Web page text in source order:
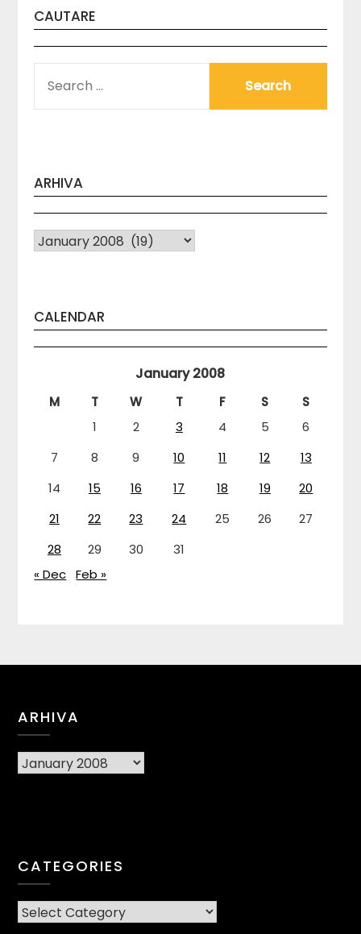
CAUTARE
FOR:
ARHIVA
Arhiva
CALENDAR
January 2008
M T W T F S
S
1
2 3 4 5
6
7
8 9 10 11 12
13
14
15 16 17 18 19
20
21
22 23 24 25 26
27
28
29 30
31
« Dec Feb »
ARHIVA
Arhiva
CATEGORIES
CATEGORIES